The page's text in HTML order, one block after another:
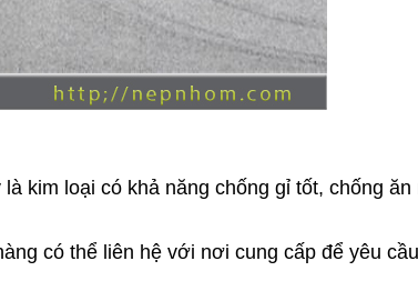
kim loại có khả năng chống gỉ tốt, chống ăn
có thể liên hệ với nơi cung cấp để yêu